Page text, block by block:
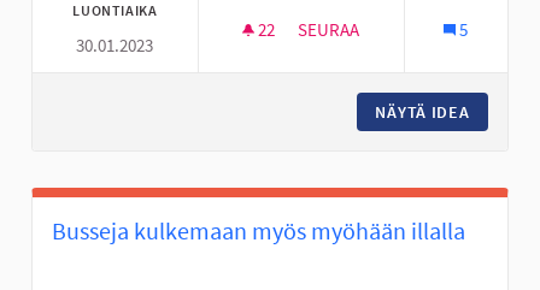
LUONTIAIKA
30.01.2023
22 22 SEURAAJAA
SEURAA 5
NÄYTÄ IDEA
Busseja kulkemaan myös myöhään illalla